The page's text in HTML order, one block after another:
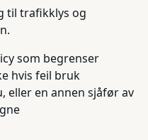
til trafikklys og
som begrenser
hvis feil bruk
eller en annen sjåfør av